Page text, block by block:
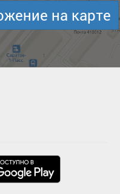
на карте